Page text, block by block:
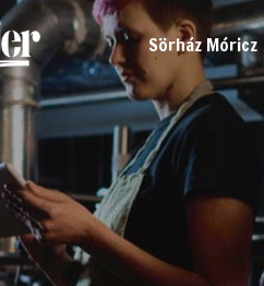
Sörház Móricz